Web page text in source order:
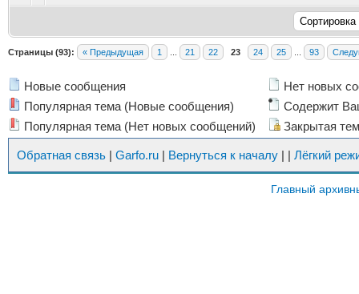
Страницы (93): « Предыдущая 1 21 22 23 24 25 93
Новые сообщения
Популярная тема (Новые сообщения)
Популярная тема (Нет новых сообщений)
Нет новых
Содержит
Закрытая
Обратная связь | Garfo.ru | Вернуться к началу | | Лёгкий
Главный